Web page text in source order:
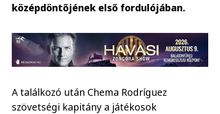
középdöntőjének első fordulójában.
A találkozó után Chema Rodríguez
szövetségi kapitány a játékosok